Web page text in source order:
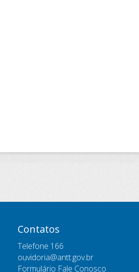
Contatos
Telefone 166
ouvidoria@antt.gov.br
Formulário Fale Conosco